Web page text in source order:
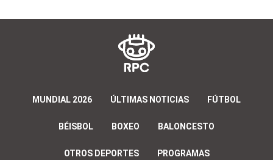
MUNDIAL 2026 ÚLTIMAS NOTICIAS FÚTBOL
BÉISBOL BOXEO BALONCESTO
OTROS DEPORTES PROGRAMAS